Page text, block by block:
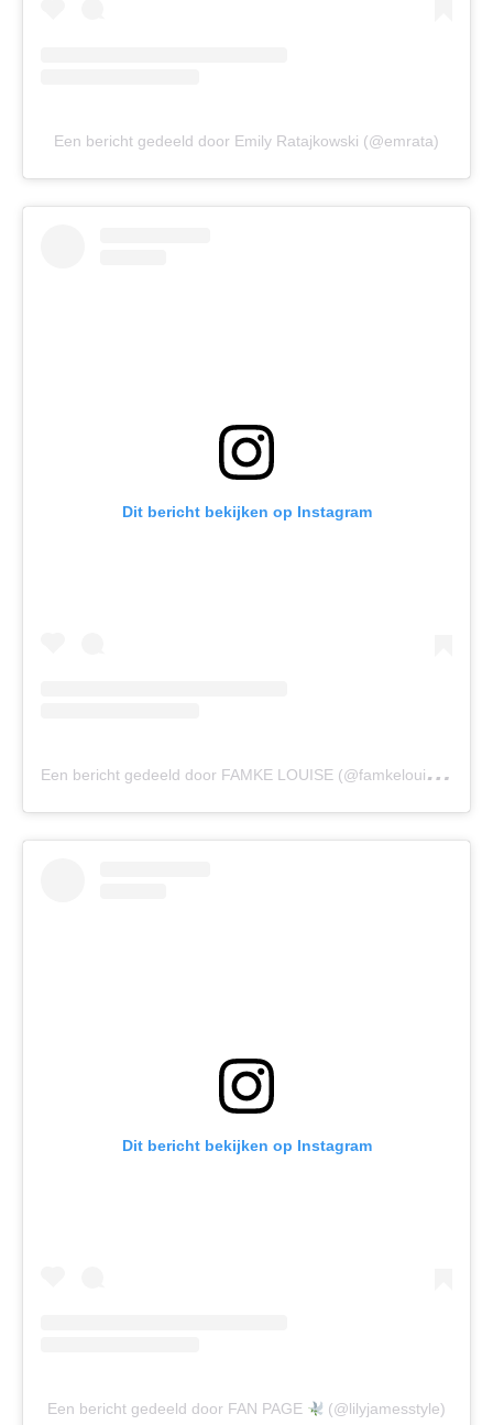
Een bericht gedeeld door Emily Ratajkowski (@emrata)
Dit bericht bekijken op Instagram
E
en bericht gedeeld door FAMKE LOUISE (@famkelouise_)
Dit bericht bekijken op Instagram
Een bericht gedeeld door FAN PAGE (@lilyjamesstyle)